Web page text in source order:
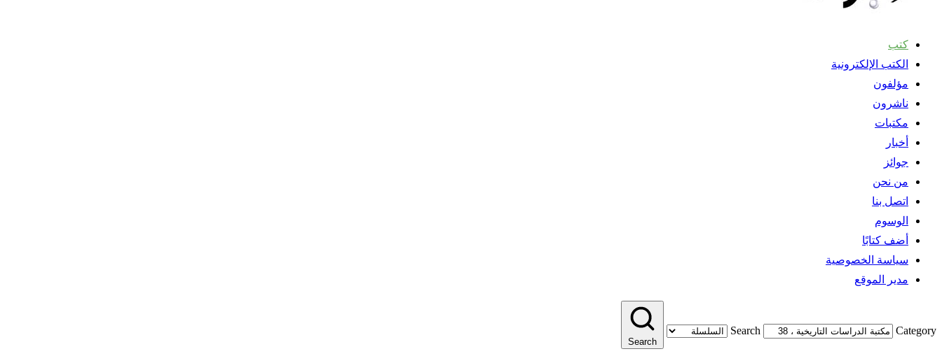
كتب
الكتب الإلكترونية
مؤلفون
ناشرون
مكتبات
أخبار
جوائز
من نحن
اتصل بنا
الوسوم
أضف كتابًا
سياسة الخصوصية
مدير الموقع
Search Category
Search